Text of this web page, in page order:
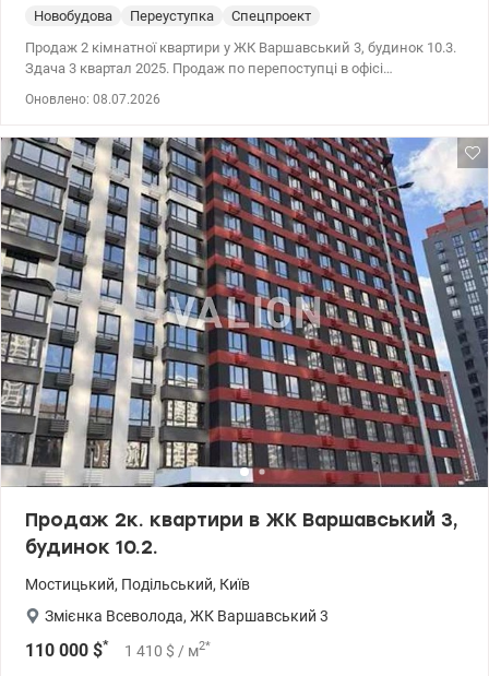
Новобудова Переуступка
Спецпроект
Продаж 2 кімнатної квартири у ЖК Варшавський 3, будинок 10.3.
Здача 3 квартал 2025. Продаж по перепоступці в офісі
Оновлено: 08.07.2026
Продаж 2к. квартири в ЖК Варшавський 3,
будинок 10.2.
Мостицький, Подільський, Київ
Змієнка Всеволода, ЖК Варшавський 3
110 000 $* 1 410 $ / м2*